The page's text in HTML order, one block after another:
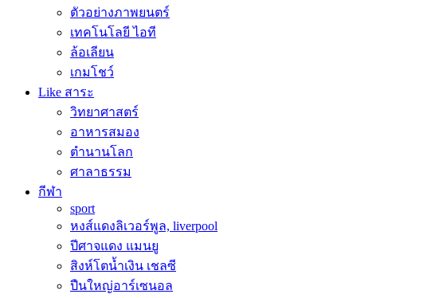
ตัวอย่างภาพยนตร์
เทคโนโลยี ไอที
ล้อเลียน
เกมโชว์
Like สาระ
วิทยาศาสตร์
อาหารสมอง
ตำนานโลก
ศาลาธรรม
กีฬา
sport
หงส์แดงลิเวอร์พูล, liverpool
ปีศาจแดง แมนยู
สิงห์โตน้ำเงิน เชลซี
ปืนใหญ่อาร์เซนอล